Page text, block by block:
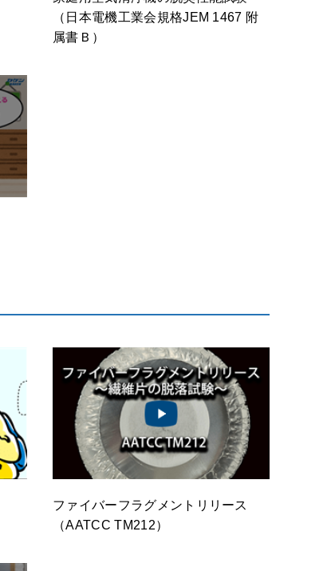
（日本電機工業会規格JEM 1467 附
属書Ｂ）
ファイバーフラグメントリリース
（AATCC TM212）